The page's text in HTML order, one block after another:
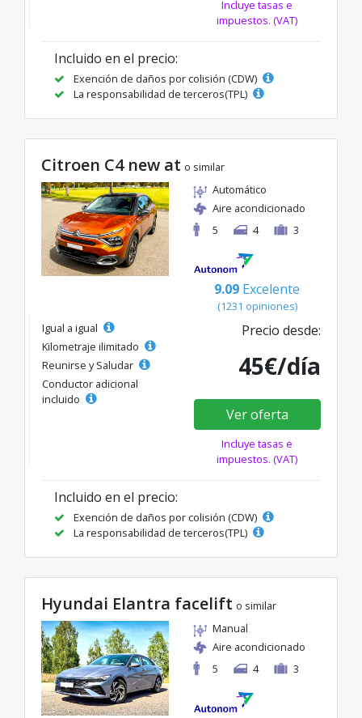
Incluye tasas e
impuestos. (VAT)
Incluido en el precio:
Exención de daños por colisión (CDW)
La responsabilidad de terceros(TPL)
Citroen C4 new at o similar
Automático
Aire acondicionado
5
4 3
9.09 Excelente
(1231 opiniones)
Igual a igual
Kilometraje ilimitado
Reunirse y Saludar
Conductor adicional
incluido
Precio desde:
45€/día
Ver oferta
Incluye tasas e
impuestos. (VAT)
Incluido en el precio:
Exención de daños por colisión (CDW)
La responsabilidad de terceros(TPL)
Hyundai Elantra facelift o similar
Manual
Aire acondicionado
5
4 3